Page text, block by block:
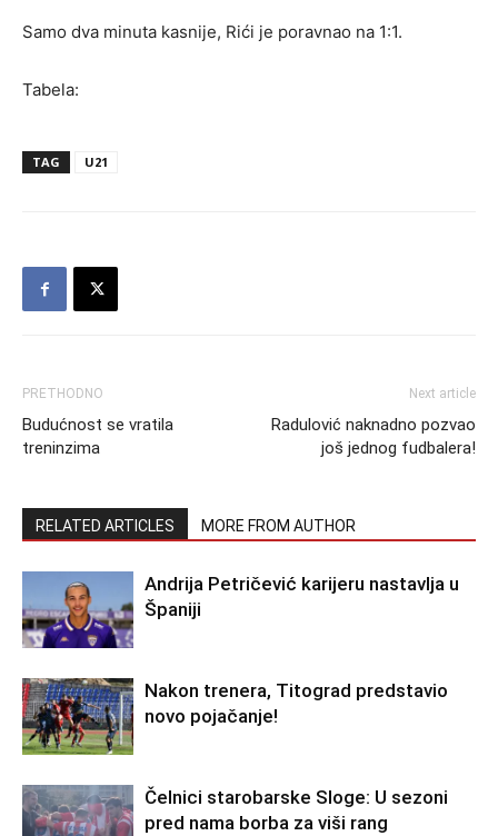
Samo dva minuta kasnije, Rići je poravnao na 1:1.
Tabela:
TAG U21
PRETHODNO
Budućnost se vratila
treninzima
Next article
Radulović naknadno pozvao
još jednog fudbalera!
RELATED ARTICLES MORE FROM AUTHOR
Andrija Petričević karijeru nastavlja u
Španiji
Nakon trenera, Titograd predstavio
novo pojačanje!
Čelnici starobarske Sloge: U sezoni
pred nama borba za viši rang